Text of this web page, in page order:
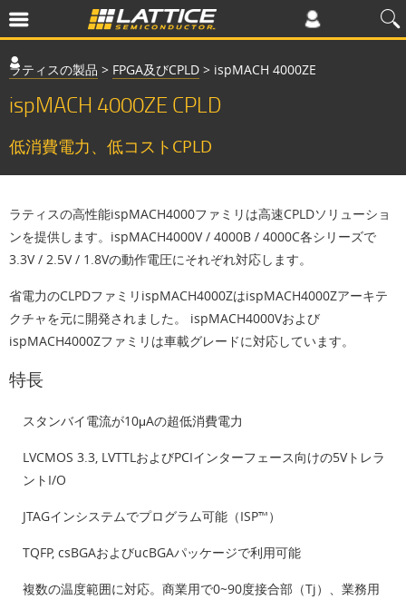
ラティスの製品 > FPGA及びCPLD > ispMACH 4000ZE
ispMACH 4000ZE CPLD
低消費電力、低コストCPLD
ラティスの高性能ispMACH4000ファミリは高速CPLDソリューショ
ンを提供します。ispMACH4000V / 4000B / 4000C各シリーズで
3.3V / 2.5V / 1.8Vの動作電圧にそれぞれ対応します。
省電力のCLPDファミリispMACH4000ZはispMACH4000Zアーキテ
クチャを元に開発されました。 ispMACH4000Vおよび
ispMACH4000Zファミリは車載グレードに対応しています。
特長
スタンバイ電流が10μAの超低消費電力
LVCMOS 3.3, LVTTLおよびPCIインターフェース向けの5Vトレラ
ントI/O
JTAGインシステムでプログラム可能（ISP™）
TQFP, csBGAおよびucBGAパッケージで利用可能
複数の温度範囲に対応。商業用で0~90度接合部（Tj）、業務用